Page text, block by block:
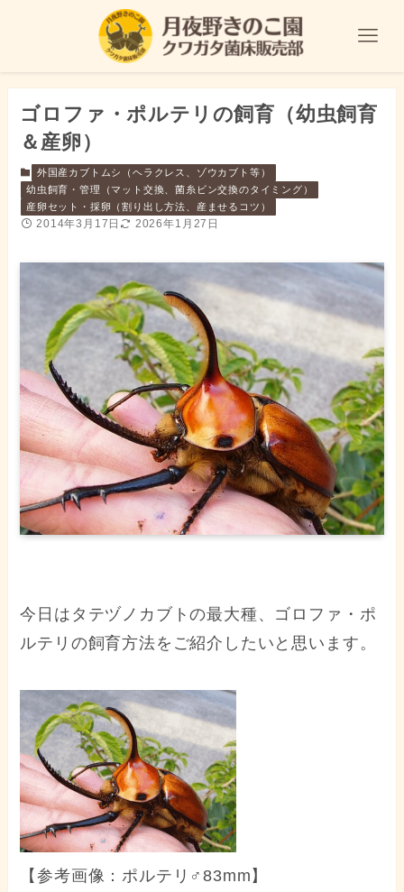
ゴロファ・ポルテリの飼育（幼虫飼育
＆産卵）
外国産カブトムシ（ヘラクレス、ゾウカブト等）
幼虫飼育・管理（マット交換、菌糸ビン交換のタイミング）
産卵セット・採卵（割り出し方法、産ませるコツ）
2014年3月17日 2026年1月27日
今日はタテヅノカブトの最大種、ゴロファ・ポ
ルテリの飼育方法をご紹介したいと思います。
【参考画像：ポルテリ♂83mm】